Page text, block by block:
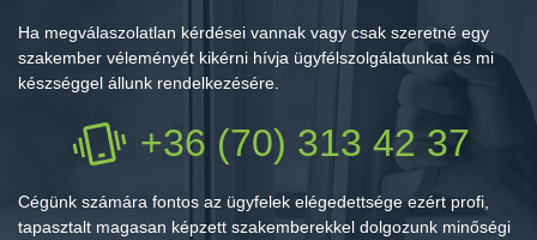
Ha megválaszolatlan kérdései vannak vagy csak szeretné egy
szakember véleményét kikérni hívja ügyfélszolgálatunkat és mi
készséggel állunk rendelkezésére.
+36 (70) 313 42 37
Cégünk számára fontos az ügyfelek elégedettsége ezért profi,
tapasztalt magasan képzett szakemberekkel dolgozunk minőségi